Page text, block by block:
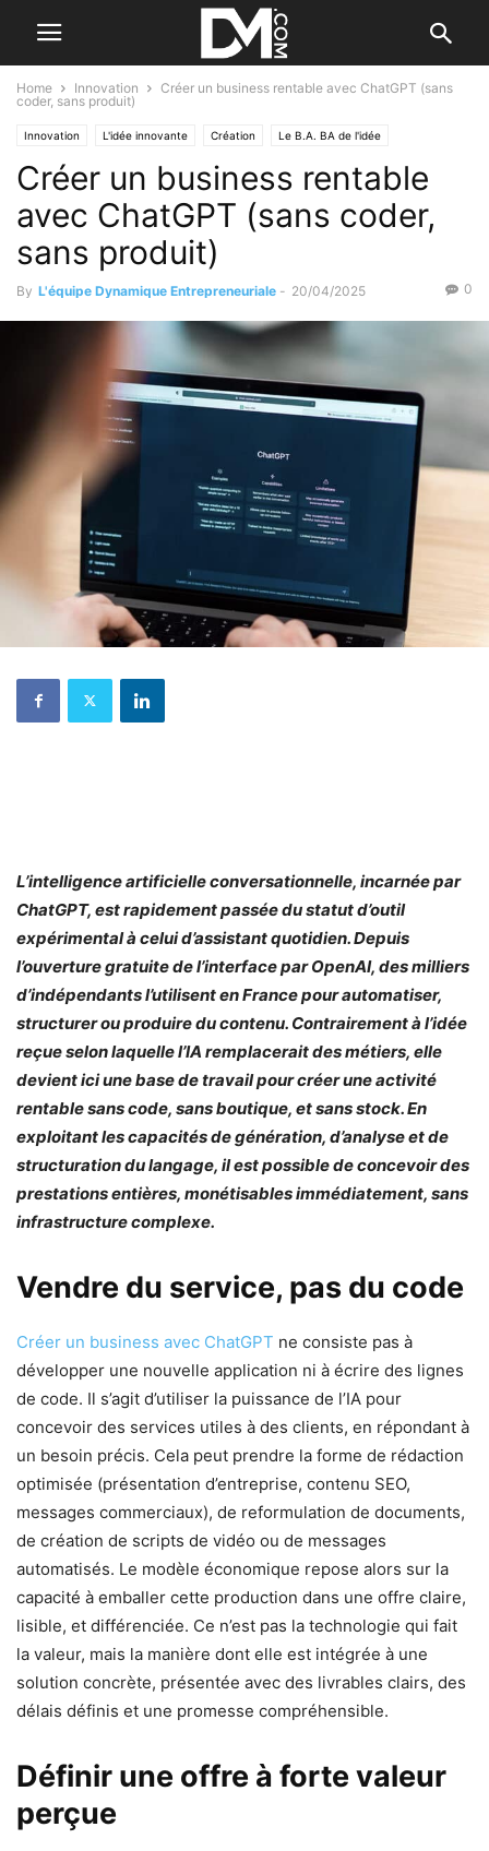
Home Innovation
Créer un business rentable avec ChatGPT (sans
coder, sans produit)
Innovation L'idée innovante Création Le B.A. BA de l'idée
Se former à la création Trouver votre idée
Créer un business rentable
avec ChatGPT (sans coder,
sans produit)
By L'équipe Dynamique Entrepreneuriale - 20/04/2025 0
L’intelligence artificielle conversationnelle, incarnée par
ChatGPT, est rapidement passée du statut d’outil
expérimental à celui d’assistant quotidien. Depuis
l’ouverture gratuite de l’interface par OpenAI, des milliers
d’indépendants l’utilisent en France pour automatiser,
structurer ou produire du contenu. Contrairement à l’idée
reçue selon laquelle l’IA remplacerait des métiers, elle
devient ici une base de travail pour créer une activité
rentable sans code, sans boutique, et sans stock. En
exploitant les capacités de génération, d’analyse et de
structuration du langage, il est possible de concevoir des
prestations entières, monétisables immédiatement, sans
infrastructure complexe.
Vendre du service, pas du code
Créer un business avec ChatGPT ne consiste pas à
développer une nouvelle application ni à écrire des lignes
de code. Il s’agit d’utiliser la puissance de l’IA pour
concevoir des services utiles à des clients, en répondant à
un besoin précis. Cela peut prendre la forme de rédaction
optimisée (présentation d’entreprise, contenu SEO,
messages commerciaux), de reformulation de documents,
de création de scripts de vidéo ou de messages
automatisés. Le modèle économique repose alors sur la
capacité à emballer cette production dans une offre claire,
lisible, et différenciée. Ce n’est pas la technologie qui fait
la valeur, mais la manière dont elle est intégrée à une
solution concrète, présentée avec des livrables clairs, des
délais définis et une promesse compréhensible.
Définir une offre à forte valeur
perçue